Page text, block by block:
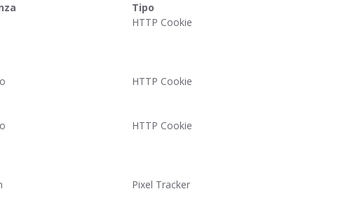
Tipo
HTTP Cookie
HTTP Cookie
HTTP Cookie
Pixel Tracker